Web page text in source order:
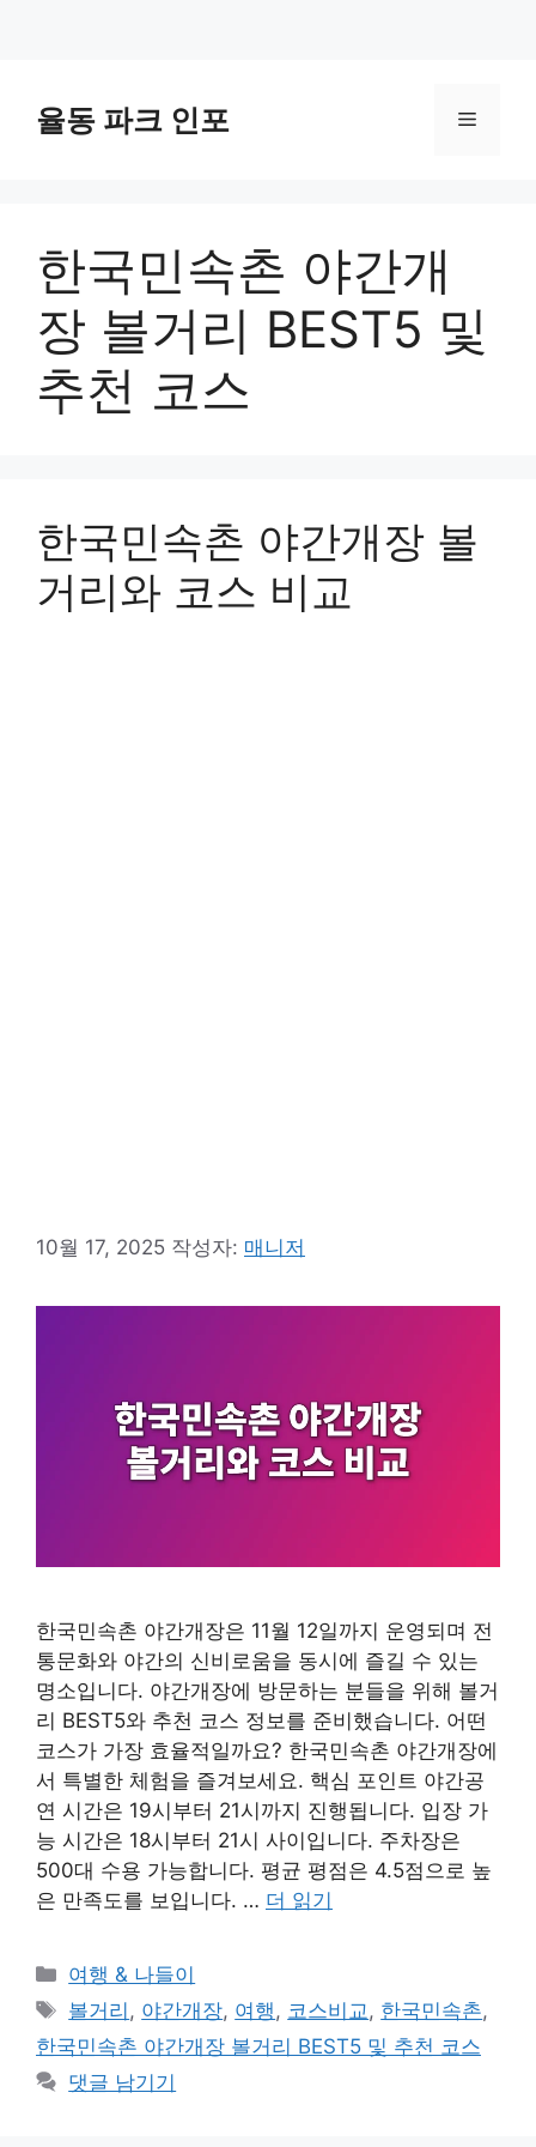
율동 파크 인포 메
한국민속촌 야간개
장 볼거리 BEST5 및
추천 코스
한국민속촌 야간개장 볼
거리와 코스 비교
10월 17, 2025 작성자: 매니저
한국민속촌 야간개장은 11월 12일까지 운영되며 전
통문화와 야간의 신비로움을 동시에 즐길 수 있는
명소입니다. 야간개장에 방문하는 분들을 위해 볼거
리 BEST5와 추천 코스 정보를 준비했습니다. 어떤
코스가 가장 효율적일까요? 한국민속촌 야간개장에
서 특별한 체험을 즐겨보세요. 핵심 포인트 야간공
연 시간은 19시부터 21시까지 진행됩니다. 입장 가
능 시간은 18시부터 21시 사이입니다. 주차장은
500대 수용 가능합니다. 평균 평점은 4.5점으로 높
은 만족도를 보입니다. … 더 읽기
카
테
리
여행 & 나들이
태
그
볼거리 , 야간개장, 여행, 코스비교, 한국민속촌,
한국민속촌 야간개장 볼거리 BEST5 및 추천 코스
댓글 남기기